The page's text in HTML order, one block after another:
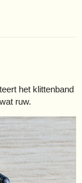
het klittenband
ruw.